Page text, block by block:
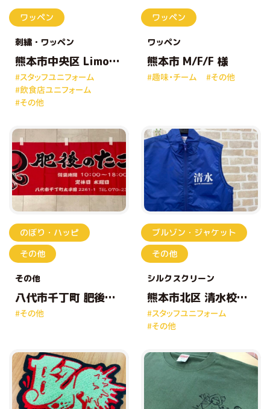
ワッペン
刺繍 ワッペン
熊本市中央区 Limone
K 様
#スタッフユニフォーム
#飲食店ユニフォーム
#その他
ワッペン
ワッペン
熊本市 M/F/F 様
#趣味・チーム #その他
のぼり・ハッピ
その他
その他
八代市千丁町 肥後の
たこ良 様
#その他
ブルゾン・ジャケット
その他
シルクスクリーン
熊本市北区 清水校区
体育協会 様
#スタッフユニフォーム
#その他